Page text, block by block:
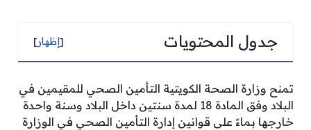
جدول المحتويات [إظهار]
تمنح وزارة الصحة الكويتية التأمين الصحي للمقيمين في
البلاد وفق المادة 18 لمدة سنتين داخل البلاد وسنة واحدة
خارجها بماءً على قوانين إدارة التأمين الصحي في الوزارة